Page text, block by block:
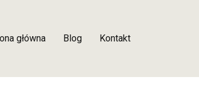
główna Blog Kontakt